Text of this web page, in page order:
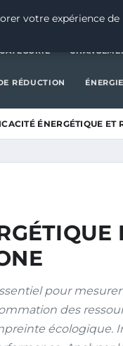
CATÉGORIE
RÉDUCTION
ÉNERGÉTIQUE
pour
des
écologique.
votre expérience